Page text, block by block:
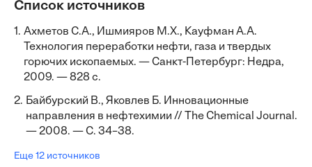
Список источников
1. Ахметов С.А., Ишмияров М.Х., Кауфман А.А.
Технология переработки нефти, газа и твердых
горючих ископаемых. — Санкт-Петербург: Недра,
2009. — 828 с.
2. Байбурский В., Яковлев Б. Инновационные
направления в нефтехимии // The Chemical Journal.
— 2008. — С. 34–38.
Еще 12 источников